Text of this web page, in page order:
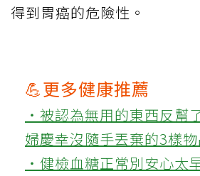
得到胃癌的危險性。
💪更多健康推薦
‧被認為無用的東西反幫
婦慶幸沒隨手丟棄的3樣
‧健檢血糖正常別安心太